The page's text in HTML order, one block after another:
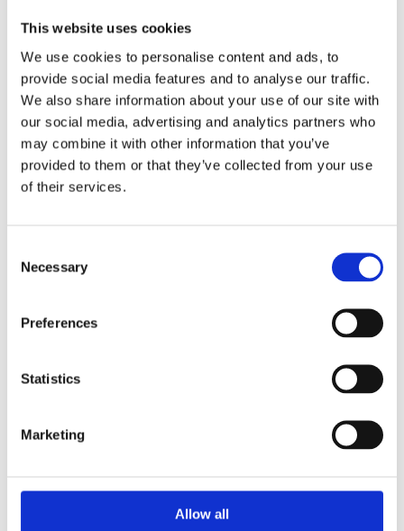
This website uses cookies
We use cookies to personalise content and ads, to
provide social media features and to analyse our traffic.
We also share information about your use of our site with
our social media, advertising and analytics partners who
may combine it with other information that you’ve
provided to them or that they’ve collected from your use
of their services.
Selection
Necessary
Preferences
Statistics
Marketing
Allow all
ロジック電圧 [V]
ギアボックス比 1:6.25
フィールドバス
RS485
RS485
ブレーキ No
15
19